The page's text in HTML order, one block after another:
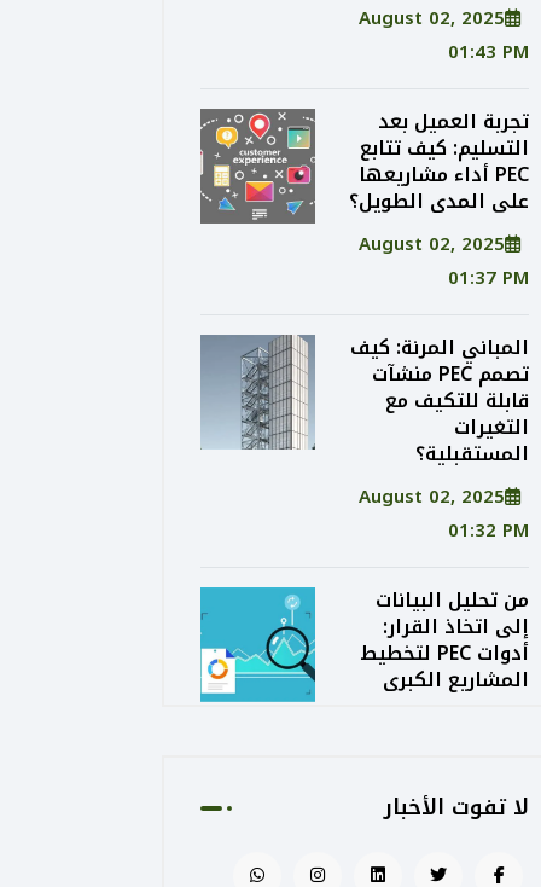
August 02, 2025
01:43 PM
تجربة العميل بعد
التسليم: كيف تتابع
PEC أداء مشاريعها
على المدى الطويل؟
August 02, 2025
01:37 PM
المباني المرنة: كيف
تصمم PEC منشآت
قابلة للتكيف مع
التغيرات
المستقبلية؟
August 02, 2025
01:32 PM
من تحليل البيانات
إلى اتخاذ القرار:
أدوات PEC لتخطيط
المشاريع الكبرى
الاستدامة الاقتصادية
توازن PEC بين
لا تفوت الأخبار